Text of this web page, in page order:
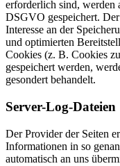
erforderlich sind,
DSGVO gespeichert.
Interesse an der
und optimierten
Cookies (z. B. Cookies
gespeichert werden,
gesondert behandelt.
Server-Log-Dateien
Der Provider der Seiten
Informationen in so
automatisch an uns